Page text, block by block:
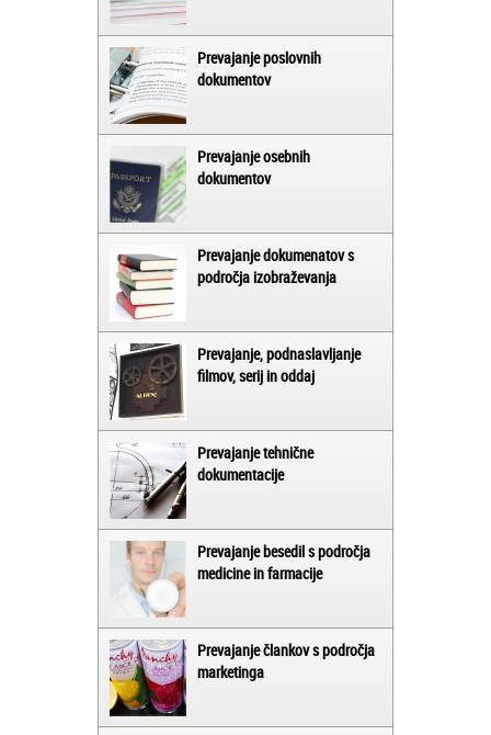
Prevajanje poslovnih
dokumentov
Prevajanje osebnih
dokumentov
Prevajanje dokumenatov s
področja izobraževanja
Prevajanje, podnaslavljanje
filmov, serij in oddaj
Prevajanje tehnične
dokumentacije
Prevajanje besedil s področja
medicine in farmacije
Prevajanje člankov s področja
marketinga